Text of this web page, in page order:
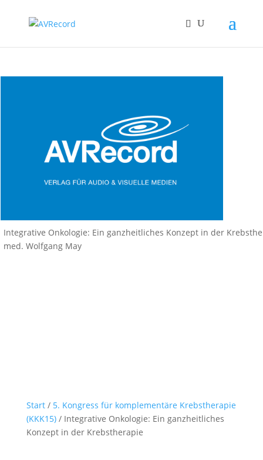
Integrative Onkologie: Ein ganzheitliches Konzept in der
med. Wolfgang May
Start/ 5. Kongress für komplementäre Krebstherapie
(KKK15)/ Integrative Onkologie: Ein ganzheitliches
Konzept in der Krebstherapie